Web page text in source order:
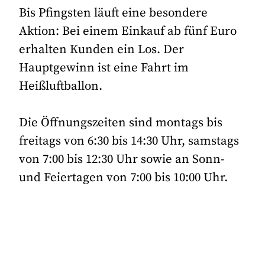
Bis Pfingsten läuft eine besondere
Aktion: Bei einem Einkauf ab fünf Euro
erhalten Kunden ein Los. Der
Hauptgewinn ist eine Fahrt im
Heißluftballon.
Die Öffnungszeiten sind montags bis
freitags von 6:30 bis 14:30 Uhr, samstags
von 7:00 bis 12:30 Uhr sowie an Sonn-
und Feiertagen von 7:00 bis 10:00 Uhr.